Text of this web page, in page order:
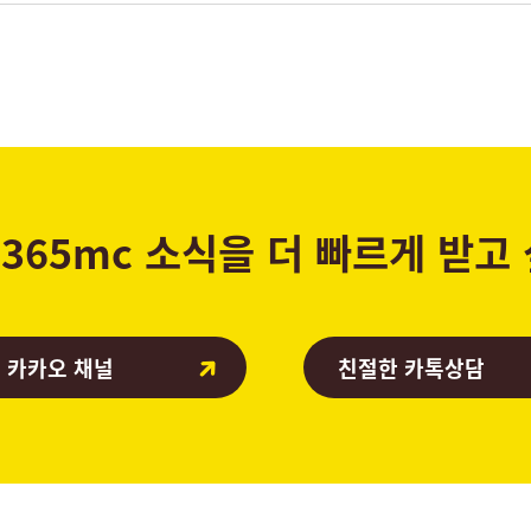
365mc 소식을 더 빠르게 받고
카오 채널 친절한 카톡상담